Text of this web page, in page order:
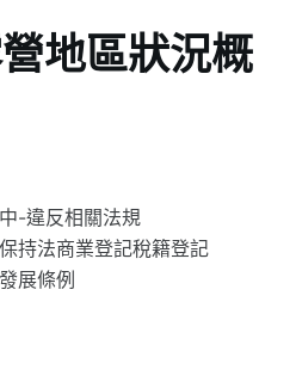
地區狀況概
-違反相關法規
持法商業登記稅籍登記
展條例